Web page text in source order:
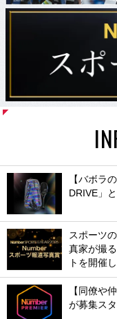
【バボラ
DRIVE」
スポーツ
真家が撮
トを開催
【同僚や
が募集スタ